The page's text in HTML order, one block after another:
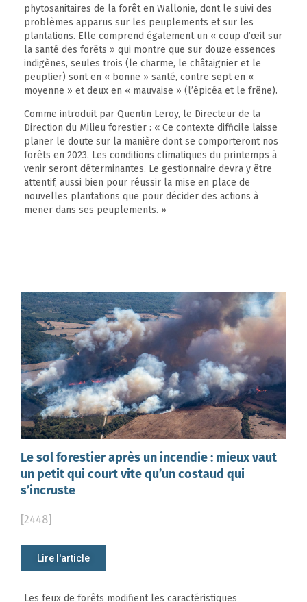
phytosanitaires de la forêt en Wallonie, dont le suivi des
problèmes apparus sur les peuplements et sur les
plantations. Elle comprend également un « coup d’œil sur
la santé des forêts » qui montre que sur douze essences
indigènes, seules trois (le charme, le châtaignier et le
peuplier) sont en « bonne » santé, contre sept en «
moyenne » et deux en « mauvaise » (l’épicéa et le frêne).
Comme introduit par Quentin Leroy, le Directeur de la
Direction du Milieu forestier : « Ce contexte difficile laisse
planer le doute sur la manière dont se comporteront nos
forêts en 2023. Les conditions climatiques du printemps à
venir seront déterminantes. Le gestionnaire devra y être
attentif, aussi bien pour réussir la mise en place de
nouvelles plantations que pour décider des actions à
mener dans ses peuplements. »
Le sol forestier après un incendie : mieux vaut
un petit qui court vite qu’un costaud qui
s’incruste
[2448]
Lire l'article
Les feux de forêts modifient les caractéristiques